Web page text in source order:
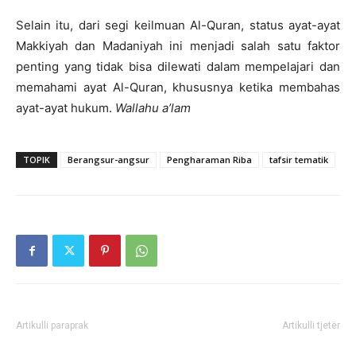
Selain itu, dari segi keilmuan Al-Quran, status ayat-ayat
Makkiyah dan Madaniyah ini menjadi salah satu faktor
penting yang tidak bisa dilewati dalam mempelajari dan
memahami ayat Al-Quran, khususnya ketika membahas
ayat-ayat hukum. Wallahu a’lam
TOPIK Berangsur-angsur Pengharaman Riba tafsir tematik
Artikulli paraprak Artikulli tjetër